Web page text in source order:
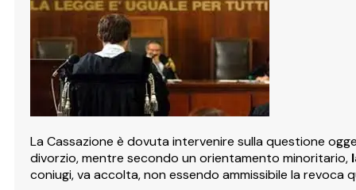
La Cassazione è dovuta intervenire sulla questione
divorzio, mentre secondo un orientamento minoritario,
coniugi, va accolta, non essendo ammissibile la revoca